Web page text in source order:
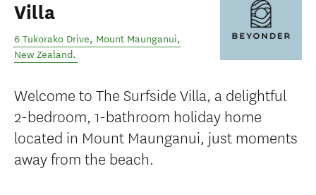
Villa
6 Tukorako Drive, Mount Maunganui,
New Zealand.
Welcome to The Surfside Villa, a delightful
2-bedroom, 1-bathroom holiday home
located in Mount Maunganui, just moments
away from the beach.